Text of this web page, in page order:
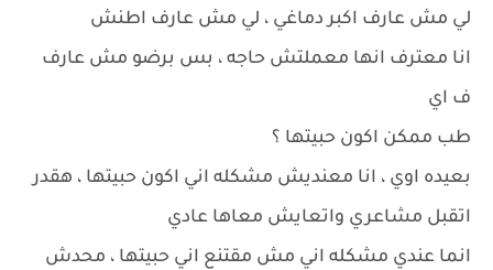
لي مش عارف اكبر دماغي ، لي مش عارف اطنش
انا معترف انها معملتش حاجه ، بس برضو مش عارف
ف اي
طب ممكن اكون حبيتها ؟
بعيده اوي ، انا معنديش مشكله اني اكون حبيتها ، هقدر
اتقبل مشاعري واتعايش معاها عادي
انما عندي مشكله اني مش مقتنع اني حبيتها ، محدش